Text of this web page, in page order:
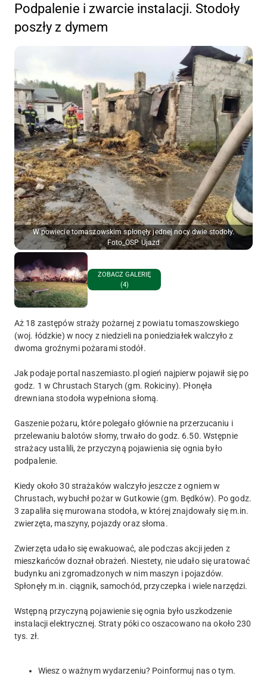
Podpalenie i zwarcie instalacji. Stodoły
poszły z dymem
W powiecie tomaszowskim spłonęły jednej nocy dwie stodoły.
Foto_OSP Ujazd
ZOBACZ GALERIĘ
(4)
Aż 18 zastępów straży pożarnej z powiatu tomaszowskiego
(woj. łódzkie) w nocy z niedzieli na poniedziałek walczyło z
dwoma groźnymi pożarami stodół.
Jak podaje portal naszemiasto.pl ogień najpierw pojawił się po
godz. 1 w Chrustach Starych (gm. Rokiciny). Płonęła
drewniana stodoła wypełniona słomą.
Gaszenie pożaru, które polegało głównie na przerzucaniu i
przelewaniu balotów słomy, trwało do godz. 6.50. Wstępnie
strażacy ustalili, że przyczyną pojawienia się ognia było
podpalenie.
Kiedy około 30 strażaków walczyło jeszcze z ogniem w
Chrustach, wybuchł pożar w Gutkowie (gm. Będków). Po godz.
3 zapaliła się murowana stodoła, w której znajdowały się m.in.
zwierzęta, maszyny, pojazdy oraz słoma.
Zwierzęta udało się ewakuować, ale podczas akcji jeden z
mieszkańców doznał obrażeń. Niestety, nie udało się uratować
budynku ani zgromadzonych w nim maszyn i pojazdów.
Spłonęły m.in. ciągnik, samochód, przyczepka i wiele narzędzi.
Wstępną przyczyną pojawienie się ognia było uszkodzenie
instalacji elektrycznej. Straty póki co oszacowano na około 230
tys. zł.
Wiesz o ważnym wydarzeniu? Poinformuj nas o tym.